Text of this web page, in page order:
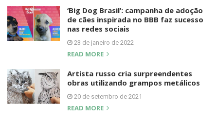
‘Big Dog Brasil’: campanha de adoção
de cães inspirada no BBB faz sucesso
nas redes sociais
23 de janeiro de 2022
READ MORE
Artista russo cria surpreendentes
obras utilizando grampos metálicos
20 de setembro de 2021
READ MORE